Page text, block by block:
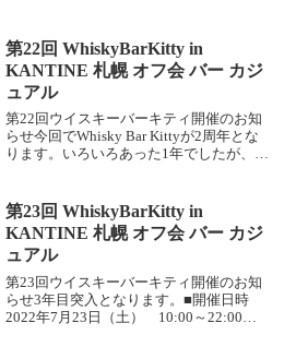
らいで飲めるようにしたかった。一般の
方に提供する...
第22回 WhiskyBarKitty in
KANTINE 札幌 オフ会 バー カジ
ュアル
第22回ウイスキーバーキティ開催のお知
らせ今回でWhisky Bar Kittyが2周年とな
ります。いろいろあった1年でしたが、皆
日時 2022年6月25日（土） ...
第23回 WhiskyBarKitty in
KANTINE 札幌 オフ会 バー カジ
ュアル
第23回ウイスキーバーキティ開催のお知
らせ3年目突入となります。■開催日時
2022年7月23日（土） 10:00～22:00